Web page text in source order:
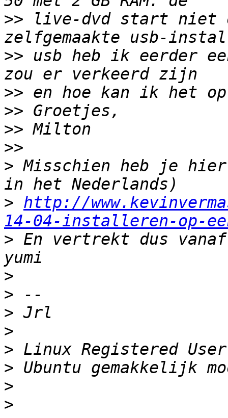
>> live-dvd start niet
>> usb heb ik eerder
>>
>>
>>
>>
> Misschien heb je
> http://
14-04-installeren-op-
> En vertrekt dus
>
>
>
>
>
>
>
>